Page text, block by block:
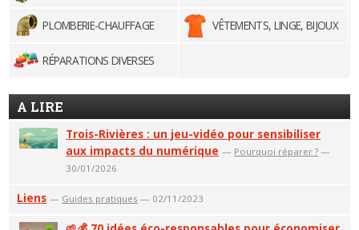
PLOMBERIE-CHAUFFAGE VÊTEMENTS, LINGE, BIJOUX
RÉPARATIONS DIVERSES
A LIRE
Trois-Rivières : un jeu-vidéo pour sensibiliser
aux impacts du numérique — Pourquoi réparer ? —
30/01/2026
Liens — Guides pratiques — 02/11/2023